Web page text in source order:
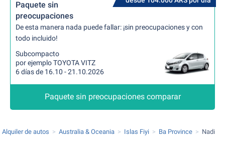
Paquete sin
preocupaciones
De esta manera nada puede fallar: ¡sin preocupaciones y con
todo incluido!
Subcompacto
por ejemplo TOYOTA VITZ
6 días de 16.10 - 21.10.2026
Paquete sin preocupaciones comparar
Alquiler de autos Australia & Oceania Islas Fiyi Ba Province Nadi